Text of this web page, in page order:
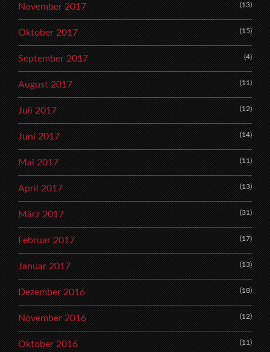
November 2017 (13)
Oktober 2017 (15)
September 2017 (4)
August 2017 (11)
Juli 2017 (12)
Juni 2017 (14)
Mai 2017 (11)
April 2017 (13)
März 2017 (31)
Februar 2017 (17)
Januar 2017 (13)
Dezember 2016 (18)
November 2016 (12)
Oktober 2016 (11)